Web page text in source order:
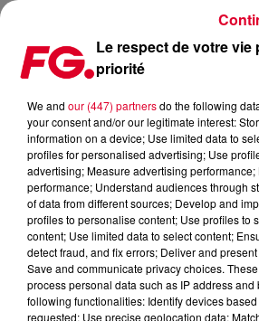
MAXXIMUM DJ'S : CRISTIAN VARELA
Le respect de votre vie
priorité
We and our (447) partnersdo the following
your consent and/or our legitimate interest:
information on a device; Use limited data to
profiles for personalised advertising; Use
advertising; Measure advertising
performance; Understand audiences through
of data from different sources; Develop and
profiles to personalise content; Use profiles to
content; Use limited data to select content;
detect fraud, and fix errors; Deliver and
Save and communicate privacy choices.
process personal data such as IP address and
following functionalities: Identify devices
requested; Use precise geolocation data;